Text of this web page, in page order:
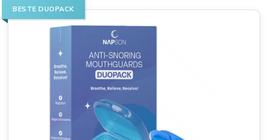
BESTE DUOPACK